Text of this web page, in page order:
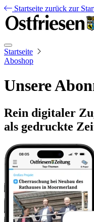
Startseite zurück zur
Startseite
Aboshop
Unsere
Rein digitaler
als gedruckte